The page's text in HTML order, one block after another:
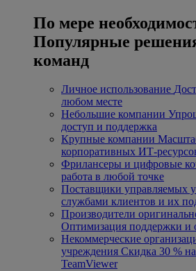
По мере
Популярные
команд
Личное использование
любом месте
Небольшие компании
доступ и поддержка
Крупные компании
корпоративных ИТ-
Фрилансеры и цифровые
работа в любой точке
Поставщики управляемых
службами клиентов и их
Производители
Оптимизация поддержки и
Некоммерческие
учреждения Скидка 30 %
TeamViewer